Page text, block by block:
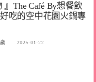
The Café By想餐飲
吃的空中花園火鍋專
2025-01-22